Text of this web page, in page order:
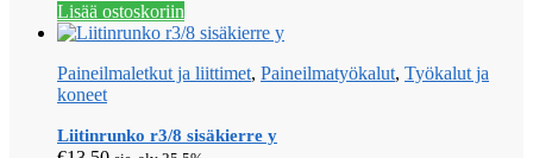
Lisää ostoskoriin
Paineilmaletkut ja liittimet, Paineilmatyökalut, Työkalut ja
koneet
Liitinrunko r3/8 sisäkierre y